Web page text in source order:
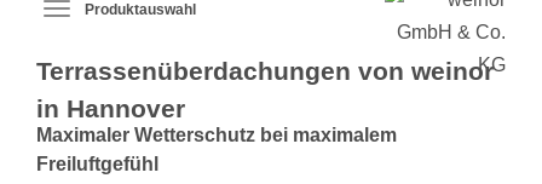
Produktauswahl-
ausklappen
Produktauswahl
Terrassenüberdachungen von weinor
in Hannover
Maximaler Wetterschutz bei maximalem
Freiluftgefühl